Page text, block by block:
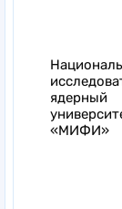
ядерный
«МИФИ»